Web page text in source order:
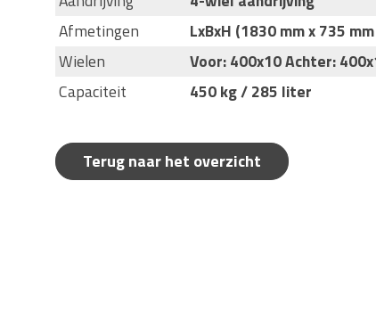
Afmetingen
LxBxH (1830 mm x 735
Wielen
Voor: 400x10 Achter:
Capaciteit
450 kg / 285 liter
Terug naar het overzicht